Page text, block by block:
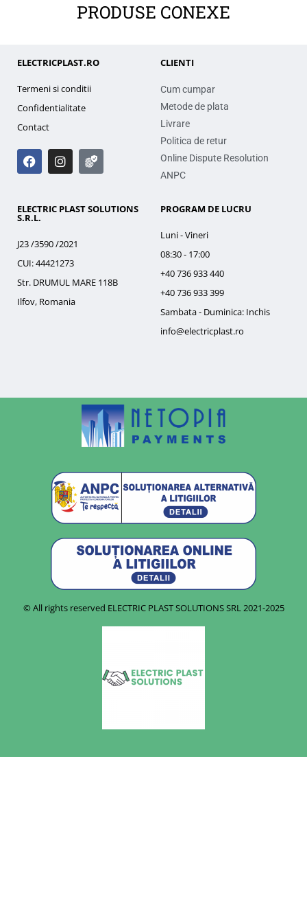
PRODUSE CONEXE
ELECTRICPLAST.RO
Termeni si conditii
Confidentialitate
Contact
CLIENTI
Cum cumpar
Metode de plata
Livrare
Politica de retur
Online Dispute Resolution
ANPC
ELECTRIC PLAST SOLUTIONS
S.R.L.
J23 /3590 /2021
CUI: 44421273
Str. DRUMUL MARE 118B
Ilfov, Romania
PROGRAM DE LUCRU
Luni - Vineri
08:30 - 17:00
+40 736 933 440
+40 736 933 399
Sambata - Duminica: Inchis
info@electricplast.ro
© All rights reserved ELECTRIC PLAST SOLUTIONS SRL2021-2025